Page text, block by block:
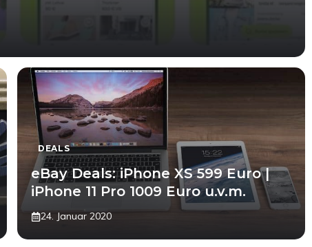
DEALS
eBay Deals: iPhone XS 599 Euro |
iPhone 11 Pro 1009 Euro u.v.m.
24. Januar 2020